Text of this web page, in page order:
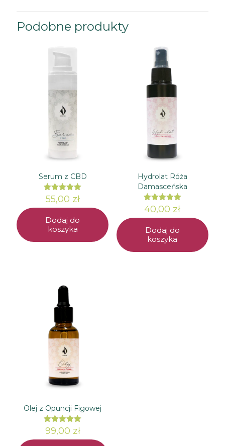
Podobne produkty
Serum z CBD
Oceniono
5.00
55,00 zł
Dodaj do
koszyka
Hydrolat Róża
Damasceńska
Oceniono
5.00
40,00 zł
Dodaj do
koszyka
Olej z Opuncji Figowej
Oceniono
5.00
99,00 zł